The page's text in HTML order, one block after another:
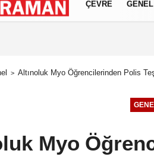
Çerez Politikası Gizlilik İlkeleri
ÇEVRE GENEL
Altınoluk Myo Öğrencilerinden Polis
Myo